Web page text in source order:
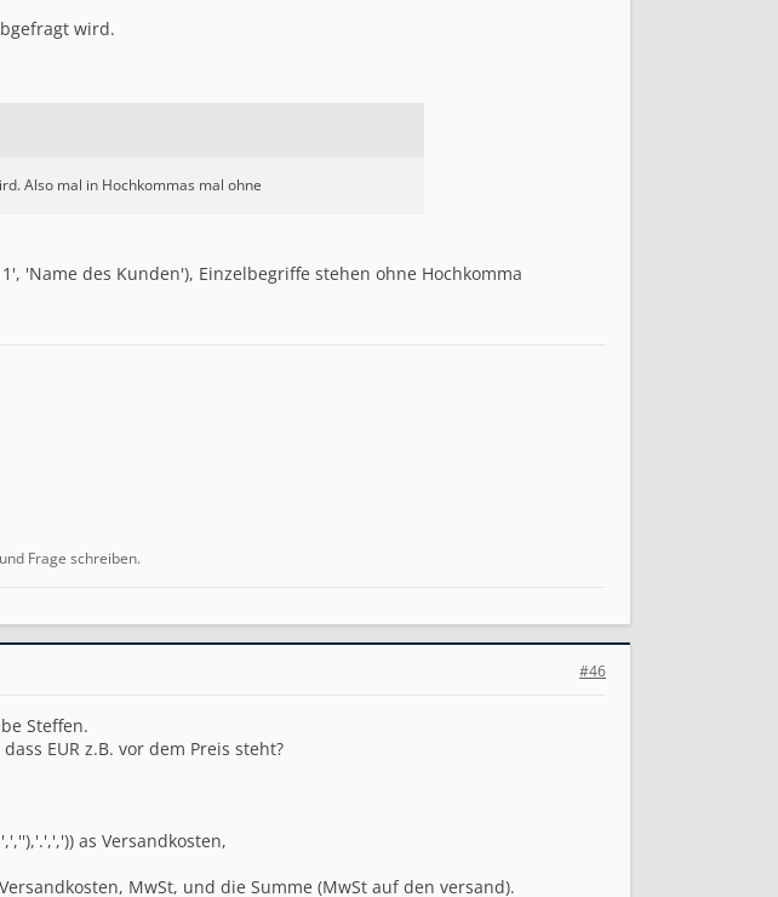
wird.
Also mal in Hochkommas mal ohne
'Name des Kunden'), Einzelbegriffe stehen ohne Hochkomma
Frage schreiben.
#46
Steffen.
EUR z.B. vor dem Preis steht?
as Versandkosten,
MwSt, und die Summe (MwSt auf den versand).